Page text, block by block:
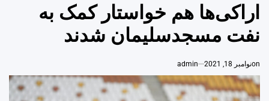
IN اراکی‌ها هم خواستار کمک به
نفت مسجدسلیمان شدند
onنوامبر 18, 2021 admin